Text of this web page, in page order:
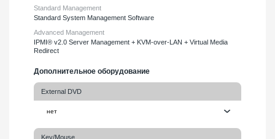
Standard Management
Standard System Management Software
Advanced Management
IPMI® v2.0 Server Management + KVM-over-LAN + Virtual Media
Redirect
Дополнительное оборудование
External DVD
Key/Mouse